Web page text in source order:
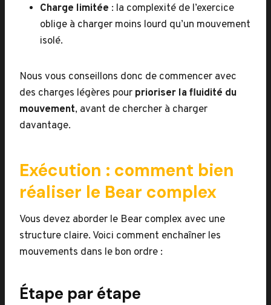
Charge limitée : la complexité de l’exercice
oblige à charger moins lourd qu’un mouvement
isolé.
Nous vous conseillons donc de commencer avec
des charges légères pour prioriser la fluidité du
mouvement, avant de chercher à charger
davantage.
Exécution : comment bien
réaliser le Bear complex
Vous devez aborder le Bear complex avec une
structure claire. Voici comment enchaîner les
mouvements dans le bon ordre :
Étape par étape